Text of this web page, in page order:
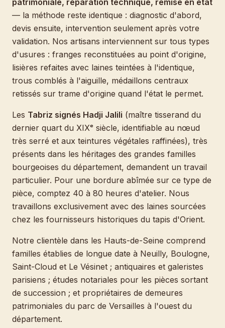
patrimoniale, réparation technique, remise en état
— la méthode reste identique : diagnostic d'abord,
devis ensuite, intervention seulement après votre
validation. Nos artisans interviennent sur tous types
d'usures : franges reconstituées au point d'origine,
lisières refaites avec laines teintées à l'identique,
trous comblés à l'aiguille, médaillons centraux
retissés sur trame d'origine quand l'état le permet.
Les Tabriz signés Hadji Jalili (maître tisserand du
dernier quart du XIXᵉ siècle, identifiable au nœud
très serré et aux teintures végétales raffinées), très
présents dans les héritages des grandes familles
bourgeoises du département, demandent un travail
particulier. Pour une bordure abîmée sur ce type de
pièce, comptez 40 à 80 heures d'atelier. Nous
travaillons exclusivement avec des laines sourcées
chez les fournisseurs historiques du tapis d'Orient.
Notre clientèle dans les Hauts-de-Seine comprend
familles établies de longue date à Neuilly, Boulogne,
Saint-Cloud et Le Vésinet ; antiquaires et galeristes
parisiens ; études notariales pour les pièces sortant
de succession ; et propriétaires de demeures
patrimoniales du parc de Versailles à l'ouest du
département.